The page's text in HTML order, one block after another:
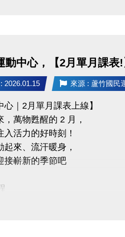
期課、2月單月課程
無中途退費之學員
新舊生
折優惠
櫃報名
喔◆
門以上 → 9折優惠
動中心，【2月單月課表!
2026.01.15 來源 : 蘆竹國民
心｜2月單月課表上線】
，萬物甦醒的 2 月，
入活力的好時刻！
起來、流汗暖身，
接嶄新的季節吧